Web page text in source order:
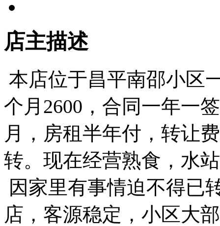
店主描述
本店位于昌平南邵小区
个月2600，合同一年一
月，房租半年付，转让
转。现在经营熟食，水
因家里有事情迫不得已
店，客源稳定，小区大